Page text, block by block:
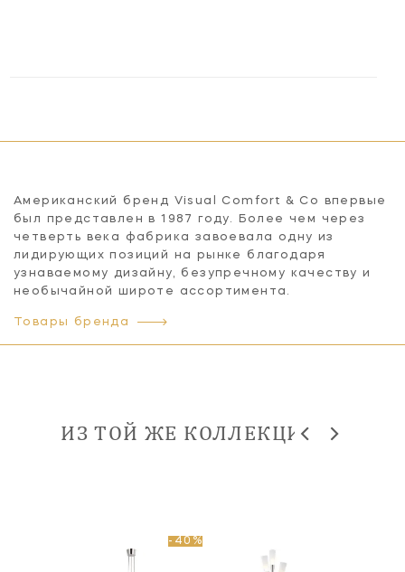
Американский бренд Visual Comfort & Co впервые
был представлен в 1987 году. Более чем через
четверть века фабрика завоевала одну из
лидирующих позиций на рынке благодаря
узнаваемому дизайну, безупречному качеству и
необычайной широте ассортимента.
Товары бренда
ИЗ ТОЙ ЖЕ КОЛЛЕКЦИИ
-40%